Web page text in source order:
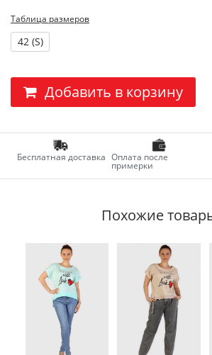
Таблица размеров
42 (S)
Добавить в корзину
Бесплатная доставка Оплата после
примерки
Похожие